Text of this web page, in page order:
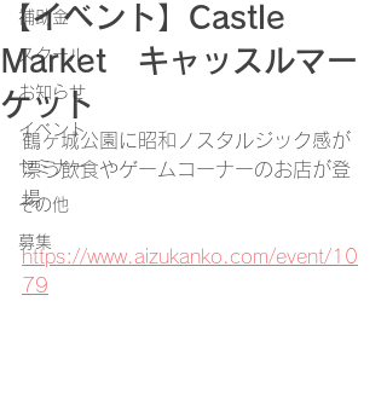
補助金
スクール
お知らせ
イベント
セミナー
その他
募集
【イベント】Castle
Market キャッスルマー
ケット
鶴ヶ城公園に昭和ノスタルジック感が
漂う飲食やゲームコーナーのお店が登
場
https://www.aizukanko.com/event/10
79